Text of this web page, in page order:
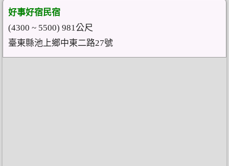
好事好宿民宿
(4300 ~ 5500) 981公尺
臺東縣池上鄉中東二路27號